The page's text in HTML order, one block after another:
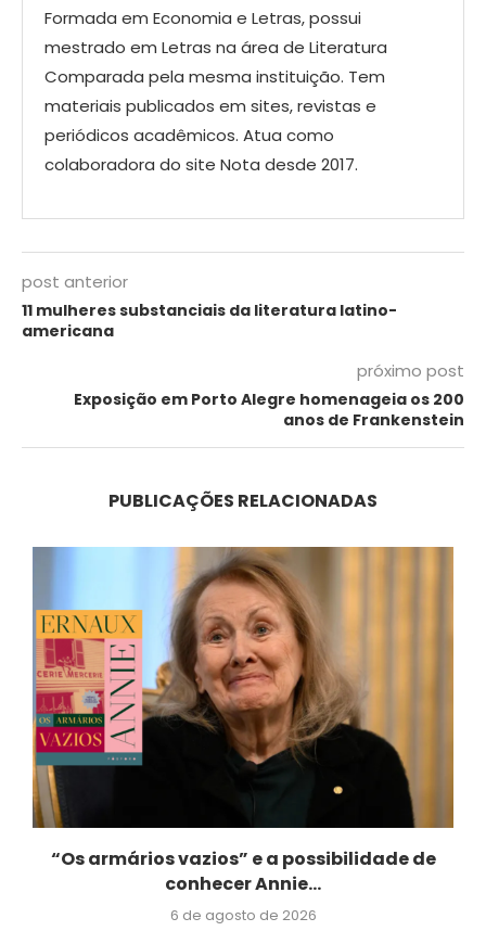
Formada em Economia e Letras, possui
mestrado em Letras na área de Literatura
Comparada pela mesma instituição. Tem
materiais publicados em sites, revistas e
periódicos acadêmicos. Atua como
colaboradora do site Nota desde 2017.
post anterior
11 mulheres substanciais da literatura latino-
americana
próximo post
Exposição em Porto Alegre homenageia os 200
anos de Frankenstein
PUBLICAÇÕES RELACIONADAS
“Os armários vazios” e a possibilidade de
conhecer Annie...
6 de agosto de 2026